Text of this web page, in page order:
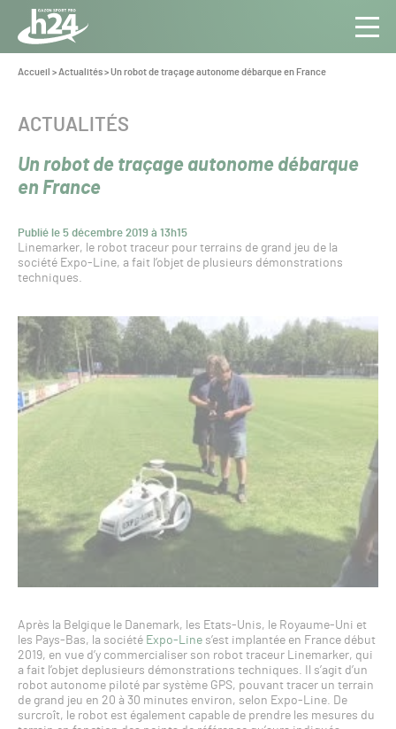
Panneau de gestion des cookies
Aller au contenu
Toute
l’info
Pro
Vous
Accueil >Actualités>Un robot de traçage autonome débarque en France
Un robot de traçage autonome débarque
en France
Publié le 5 décembre 2019 à 13h15
CATÉGORIE :
ACTUALITÉS
Linemarker, le robot traceur pour terrains de grand jeu de la
société Expo-Line, a fait l’objet de plusieurs démonstrations
techniques.
Après la Belgique le Danemark, les Etats-Unis, le Royaume-Uni et
les Pays-Bas, la société Expo-Lines’est implantée en France début
2019, en vue d’y commercialiser son robot traceur Linemarker, qui
a fait l’objet deplusieurs démonstrations techniques. Il s’agit d’un
robot autonome piloté par système GPS, pouvant tracer un terrain
de grand jeu en 20 à 30 minutes environ, selon Expo-Line. De
surcroît, le robot est également capable de prendre les mesures du